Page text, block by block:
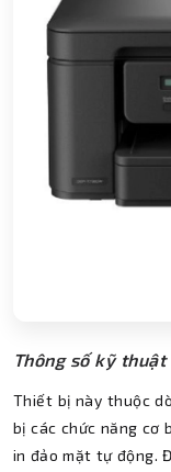
Thông số kỹ
Thiết bị này thuộc
bị các chức năng cơ
in đảo mặt tự động.